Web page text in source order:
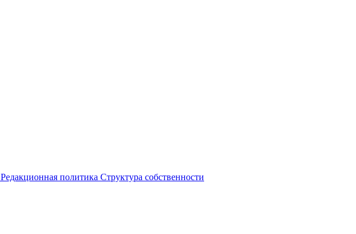
Редакционная политика Структура собственности